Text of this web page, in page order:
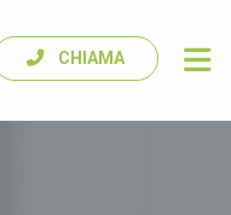
CHIAMA